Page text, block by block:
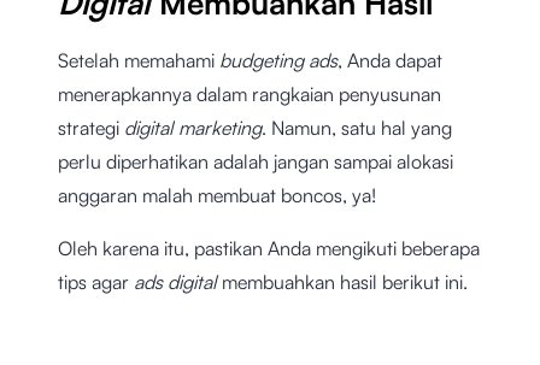
Setelah memahami budgeting ads, Anda dapat
menerapkannya dalam rangkaian penyusunan
strategi digital marketing. Namun, satu hal yang
perlu diperhatikan adalah jangan sampai alokasi
anggaran malah membuat boncos, ya!
Oleh karena itu, pastikan Anda mengikuti beberapa
tips agar ads digital membuahkan hasil berikut ini.